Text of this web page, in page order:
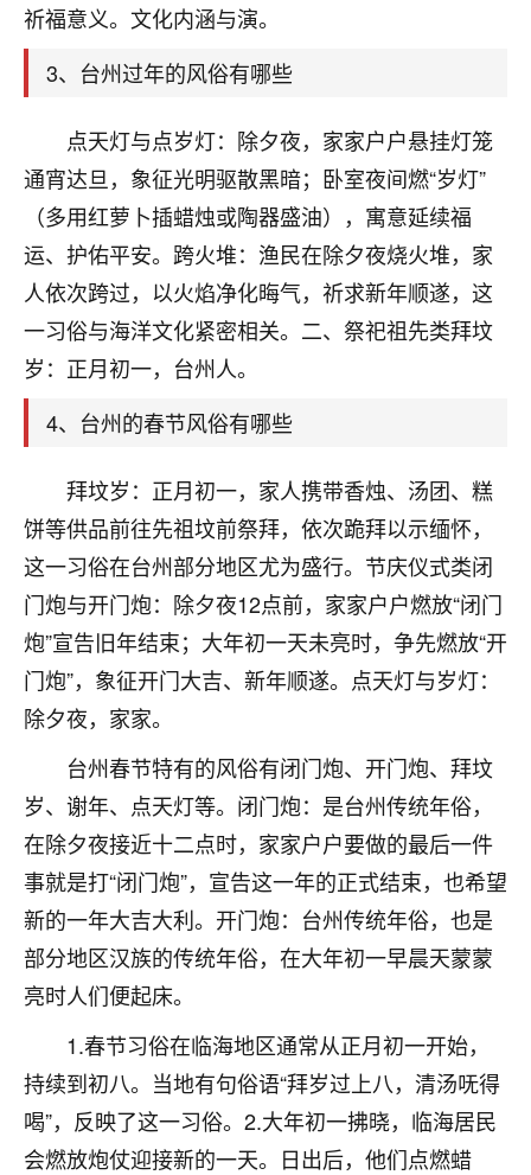
祈福意义。文化内涵与演。
3、台州过年的风俗有哪些
点天灯与点岁灯：除夕夜，家家户户悬挂灯笼
通宵达旦，象征光明驱散黑暗；卧室夜间燃“岁灯”
（多用红萝卜插蜡烛或陶器盛油），寓意延续福
运、护佑平安。跨火堆：渔民在除夕夜烧火堆，家
人依次跨过，以火焰净化晦气，祈求新年顺遂，这
一习俗与海洋文化紧密相关。二、祭祀祖先类拜坟
岁：正月初一，台州人。
4、台州的春节风俗有哪些
拜坟岁：正月初一，家人携带香烛、汤团、糕
饼等供品前往先祖坟前祭拜，依次跪拜以示缅怀，
这一习俗在台州部分地区尤为盛行。节庆仪式类闭
门炮与开门炮：除夕夜12点前，家家户户燃放“闭门
炮”宣告旧年结束；大年初一天未亮时，争先燃放“开
门炮”，象征开门大吉、新年顺遂。点天灯与岁灯：
除夕夜，家家。
台州春节特有的风俗有闭门炮、开门炮、拜坟
岁、谢年、点天灯等。闭门炮：是台州传统年俗，
在除夕夜接近十二点时，家家户户要做的最后一件
事就是打“闭门炮”，宣告这一年的正式结束，也希望
新的一年大吉大利。开门炮：台州传统年俗，也是
部分地区汉族的传统年俗，在大年初一早晨天蒙蒙
亮时人们便起床。
1.春节习俗在临海地区通常从正月初一开始，
持续到初八。当地有句俗语“拜岁过上八，清汤呒得
喝”，反映了这一习俗。2.大年初一拂晓，临海居民
会燃放炮仗迎接新的一天。日出后，他们点燃蜡
鹿森 ：你可以找老师看看，人有时不服命不行
太阳当空赵：我也做餐饮的，生意不算大，但
址、风水、还有开业日子，哪哪都看了，虽然
大环境不好，但是我家生意还可以，前几天又
刚找老师做了补财库，希望财运更好一点！
2小时前 来自海南 18
梦醒时分
我女儿高二叛逆，大半年不上学，一说她就要死要活
的，把我们两口子愁的不行，朋友给我推荐的慧来老
师，一开始我是病急乱投医，这半年来，法事一个个
做完，我女儿跟变了个人一样，不期望她能考多好的
大学，只要能安安稳稳的把书读了，身体心理都健健
鹿森：可怜天下父母心啊！
3小时前 来自河北 16
付深
我是公司人事调整，有升迁机会，但同时竞争的我们
三个，找老师的时候是抱着侥幸心理，没想到老师看
着我晋升有望，我半信半疑的按照老师建议，做了化
后，我以为都没戏了，结果开年一上班，开会提拔升
职第一个就是我，职务无所谓，主要是底薪加了
3000，非常开心，无论如何，感恩感谢！🙏🏻
鹿森：恭喜升职加薪！！，请客吗？�
12小时前 来自北京 32
心心相印
问题，反正就是不舒服。中医西医看遍了，找不到问
题，后来无意中看到有人推荐慧来老师，跟老师聊过
之后，心情豁然开朗，也听老师建议，处理了一些因
果问题。今年以来，身体比以前好多，主要是心情好
了，老师说境随心转，现在深有体会了。